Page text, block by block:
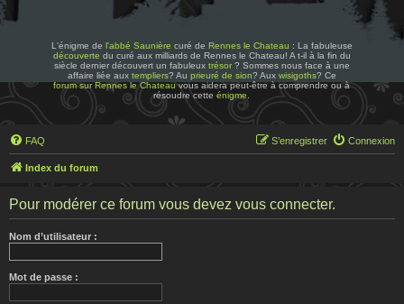
L'énigme de l'abbé Saunière curé de Rennes le Chateau : La fabuleuse
découverte du curé aux milliards de Rennes le Chateau! A t-il à la fin du
siècle dernier découvert un fabuleux trésor? Sommes nous face à une
affaire liée aux templiers? Au prieuré de sion? Aux wisigoths? Ce
forum sur Rennes le Chateauvous aidera peut-être à comprendre ou à
résoudre cetteénigme
FAQ Connexion
S’enregistrer
Index du forum
Pour modérer ce forum vous devez vous connecter.
Nom d’utilisateur :
Mot de passe :